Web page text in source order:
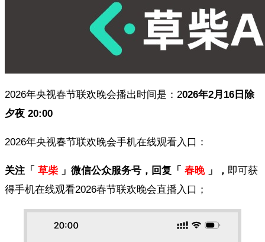
2026年央视春节联欢晚会播出时间是：2026年2月16日除
夕夜 20:00
2026年央视春节联欢晚会手机在线观看入口：
关注「 草柴 」微信公众服务号，回复「 春晚」， 即可获
得手机在线观看2026春节联欢晚会直播入口；